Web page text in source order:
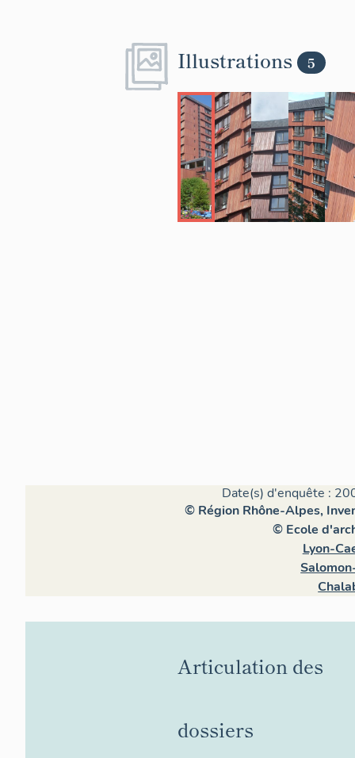
Illustrations 5
Date(s) d'enquête :
© Région Rhône-Alpes,
© Ecole
Lyon-
Articulation des
dossiers